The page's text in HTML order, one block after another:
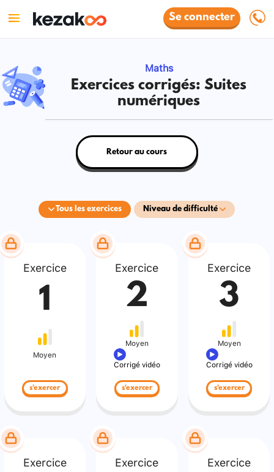
Se connecter
Maths
Exercices corrigés: Suites
numériques
Tous les exercices Niveau de difficulté
Retour au cours
Exercice
1
Moyen
s'exercer
Exercice
2
Moyen
Corrigé vidéo
s'exercer
Exercice
3
Moyen
Corrigé vidéo
s'exercer
Exercice Exercice Exercice